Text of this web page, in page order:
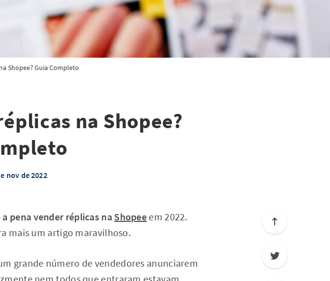
Shopee? Guia Completo
na Shopee?
nov de 2022
a pena vender réplicas na Shopee em 2022.
mais um artigo maravilhoso.
grande número de vendedores anunciarem